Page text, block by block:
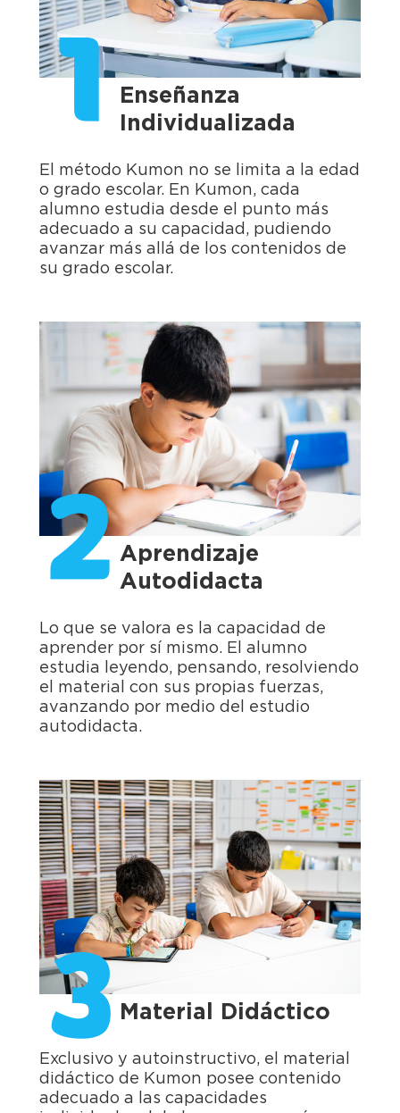
1
Enseñanza
Individualizada
El método Kumon no se limita a la edad
o grado escolar. En Kumon, cada
alumno estudia desde el punto más
adecuado a su capacidad, pudiendo
avanzar más allá de los contenidos de
su grado escolar.
2 Aprendizaje
Autodidacta
Lo que se valora es la capacidad de
aprender por sí mismo. El alumno
estudia leyendo, pensando, resolviendo
el material con sus propias fuerzas,
avanzando por medio del estudio
autodidacta.
3 Material Didáctico
Exclusivo y autoinstructivo, el material
didáctico de Kumon posee contenido
adecuado a las capacidades